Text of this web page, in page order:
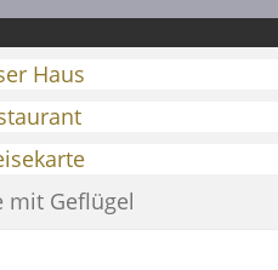
Haus
mit Geflügel